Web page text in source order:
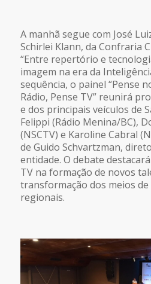
A manhã segue com José
Schirlei Klann, da Confraria
“Entre repertório e
imagem na era da
sequência, o painel “Pense
Rádio, Pense TV” reunirá
e dos principais veículos de
Felippi (Rádio Menina/BC),
(NSCTV) e Karoline Cabral
de Guido Schvartzman,
entidade. O debate
TV na formação de novos
transformação dos meios de
regionais.